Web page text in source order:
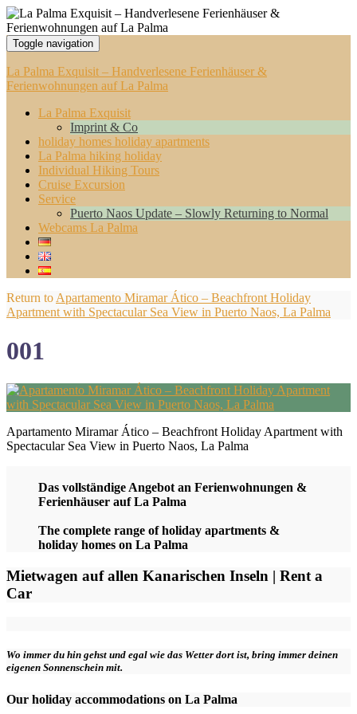
Toggle navigation
La Palma Exquisit – Handverlesene Ferienhäuser &
Ferienwohnungen auf La Palma
La Palma Exquisit
Imprint & Co
holiday homes holiday apartments
La Palma hiking holiday
Individual Hiking Tours
Cruise Excursion
Service
Puerto Naos Update – Slowly Returning to Normal
Webcams La Palma
Return to Apartamento Miramar Ático – Beachfront Holiday
Apartment with Spectacular Sea View in Puerto Naos, La Palma
001
Apartamento Miramar Ático – Beachfront Holiday Apartment with
Spectacular Sea View in Puerto Naos, La Palma
Das vollständige Angebot an Ferienwohnungen &
Ferienhäuser auf La Palma
The complete range of holiday apartments &
holiday homes on La Palma
Mietwagen auf allen Kanarischen Inseln | Rent a
Car
Wo immer du hin gehst und egal wie das Wetter dort ist, bring immer deinen
eigenen Sonnenschein mit.
Our holiday accommodations on La Palma